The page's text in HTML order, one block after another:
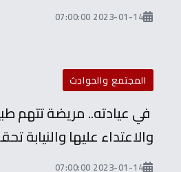
2023-01-14 07:00:00
المجتمع والحوادث
في عيادته.. مريضة تتهم
والاعتداء عليها والنيابة
2023-01-14 07:00:00